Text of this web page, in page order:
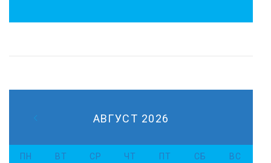
АВГУСТ 2026
ПН ВТ СР ЧТ ПТ СБ ВС